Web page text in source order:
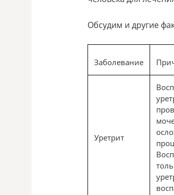
Обсудим и другие
Заболевание
Уретрит